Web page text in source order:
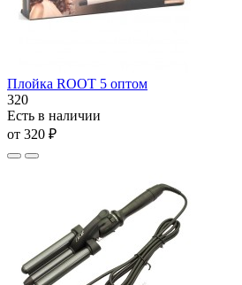
Плойка ROOT 5 оптом
320
Есть в наличии
от 320 ₽